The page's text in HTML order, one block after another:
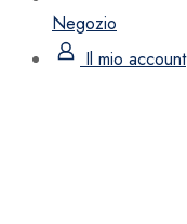
Negozio
Il mio account